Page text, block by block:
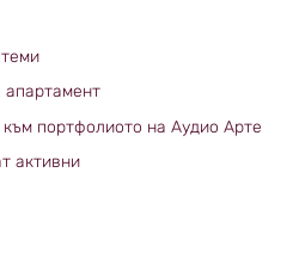
портфолиото на Аудио Арте
активни